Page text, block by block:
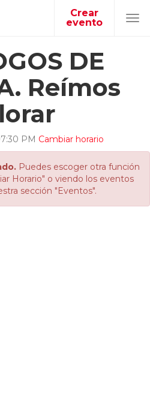
Crear
evento
DE
Reímos
:30 PM Cambiar horario
Puedes escoger otra función
Horario" o viendo los eventos
sección "Eventos".